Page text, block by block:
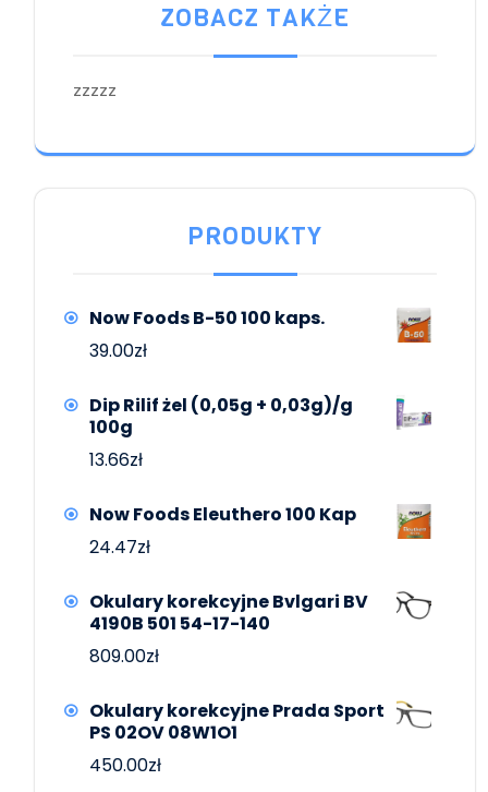
ZOBACZ TAKŻE
zzzzz
PRODUKTY
Now Foods B-50 100 kaps.
39.00zł
Dip Rilif żel (0,05g + 0,03g)/g
100g
13.66zł
Now Foods Eleuthero 100 Kap
24.47zł
Okulary korekcyjne Bvlgari BV
4190B 501 54-17-140
809.00zł
Okulary korekcyjne Prada Sport
PS 02OV 08W1O1
450.00zł